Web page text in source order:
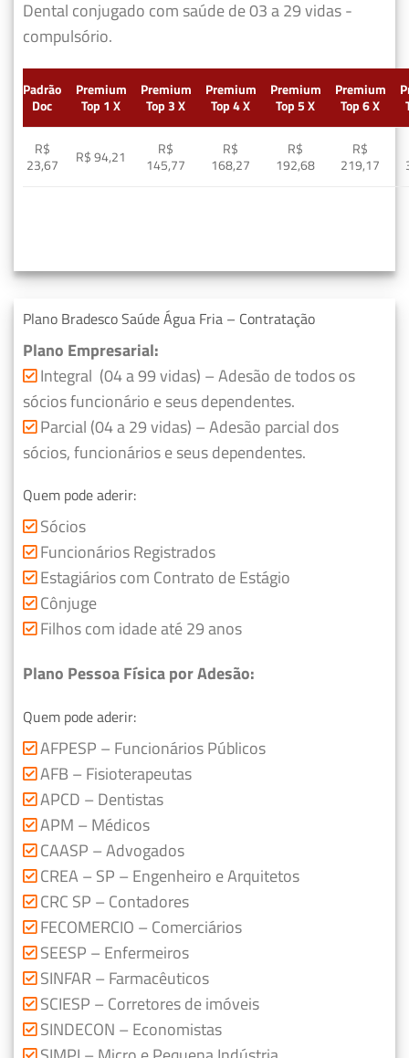
Dental conjugado com saúde de 03 a 29 vidas -
compulsório.
Padrão
Doc
Premium
Top 1 X
Premium
Top 3 X
Premium
Top 4 X
Premium
Top 5 X
Premium
Top 6 X
R$
23,67
R$ 94,21
R$
145,77
R$
168,27
R$
192,68
R$
219,17
Plano Bradesco Saúde Água Fria – Contratação
Plano Empresarial:
Integral (04 a 99 vidas) – Adesão de todos os
sócios funcionário e seus dependentes.
Parcial (04 a 29 vidas) – Adesão parcial dos
sócios, funcionários e seus dependentes.
Quem pode aderir:
Sócios
Funcionários Registrados
Estagiários com Contrato de Estágio
Cônjuge
Filhos com idade até 29 anos
Plano Pessoa Física por Adesão:
Quem pode aderir:
AFPESP – Funcionários Públicos
AFB – Fisioterapeutas
APCD – Dentistas
APM – Médicos
CAASP – Advogados
CREA – SP – Engenheiro e Arquitetos
CRC SP – Contadores
FECOMERCIO – Comerciários
SEESP – Enfermeiros
SINFAR – Farmacêuticos
SCIESP – Corretores de imóveis
SINDECON – Economistas